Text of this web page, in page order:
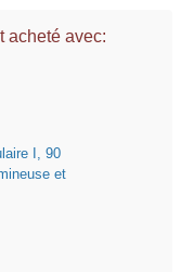
acheté avec: